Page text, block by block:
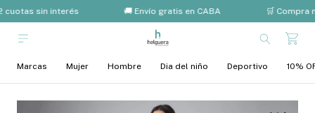
sin interés 🚚 Envío gratis en CABA 🛒 Compra
Marcas Mujer Hombre Dia del niño Deportivo 10%